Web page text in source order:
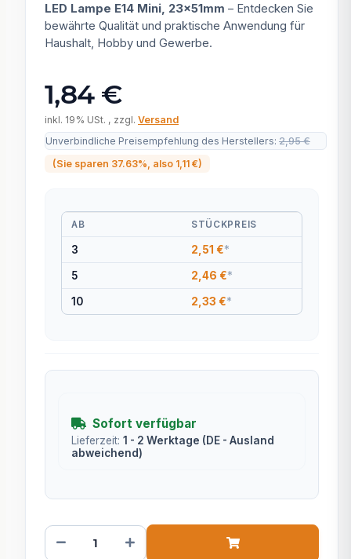
LED Lampe E14 Mini, 23x51mm – Entdecken Sie
bewährte Qualität und praktische Anwendung für
Haushalt, Hobby und Gewerbe.
1,84 €
inkl. 19% USt. , zzgl. Versand
Unverbindliche Preisempfehlung des Herstellers: 2,95 €
(Sie sparen 37.63% , also 1,11 €)
AB STÜCKPREIS
3 2,51 €*
5 2,46 €*
10 2,33 €*
Sofort verfügbar
Lieferzeit: 1 - 2 Werktage (DE - Ausland
abweichend)